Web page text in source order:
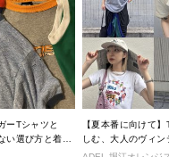
ーTシャツと
い選び方と着こ
【夏本番に向けて
しむ、大人のヴィ
ル